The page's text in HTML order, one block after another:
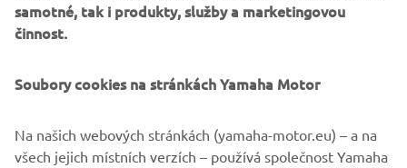
— Fabrice Lacoume, ředitel oddělení
samotné, tak i produkty, služby a marketingovou
činnost.
Soubory cookies na stránkách Yamaha Motor
Na našich webových stránkách (yamaha-motor.eu) – a na
všech jejich místních verzích – používá společnost Yamaha